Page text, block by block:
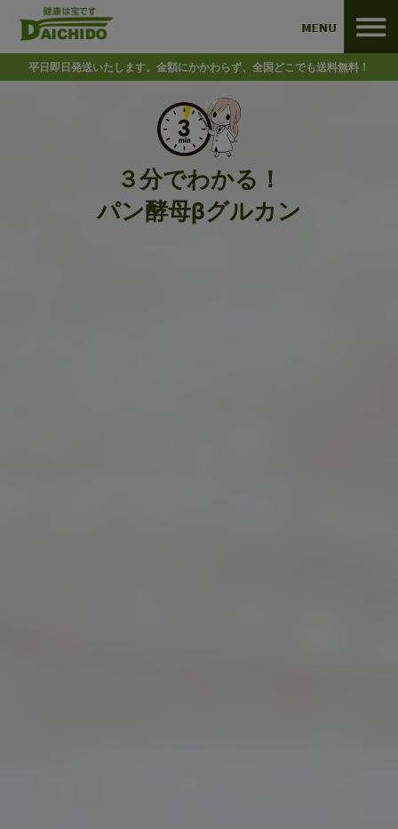
平日即日発送いたします。金額にかかわらず、全国どこでも送料無料！
３分でわかる！
パン酵母βグルカン